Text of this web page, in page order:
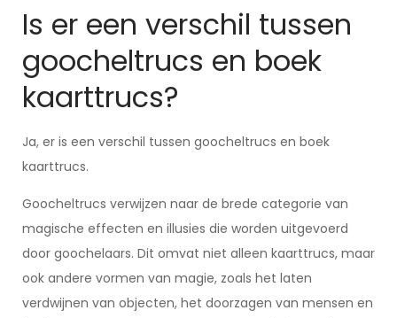
Is er een verschil tussen
goocheltrucs en boek
kaarttrucs?
Ja, er is een verschil tussen goocheltrucs en boek
kaarttrucs.
Goocheltrucs verwijzen naar de brede categorie van
magische effecten en illusies die worden uitgevoerd
door goochelaars. Dit omvat niet alleen kaarttrucs, maar
ook andere vormen van magie, zoals het laten
verdwijnen van objecten, het doorzagen van mensen en